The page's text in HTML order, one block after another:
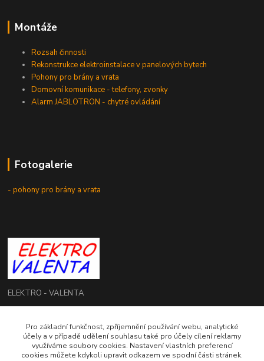
Montáže
Rozsah činnosti
Rekonstrukce elektroinstalace v panelových bytech
Pohony pro brány a vrata
Domovní komunikace - telefony, zvonky
Alarm JABLOTRON - chytré ovládání
Fotogalerie
- pohony pro brány a vrata
ELEKTRO - VALENTA
+420 774 207 980
Po - Pá: 8.00 - 16.00 hod.
Pro základní funkčnost, zpříjemnění používání webu, analytické
účely a v případě udělení souhlasu také pro účely cílení reklamy
využíváme soubory cookies. Nastavení vlastních preferencí
cookies můžete kdykoli upravit odkazem ve spodní části stránek.